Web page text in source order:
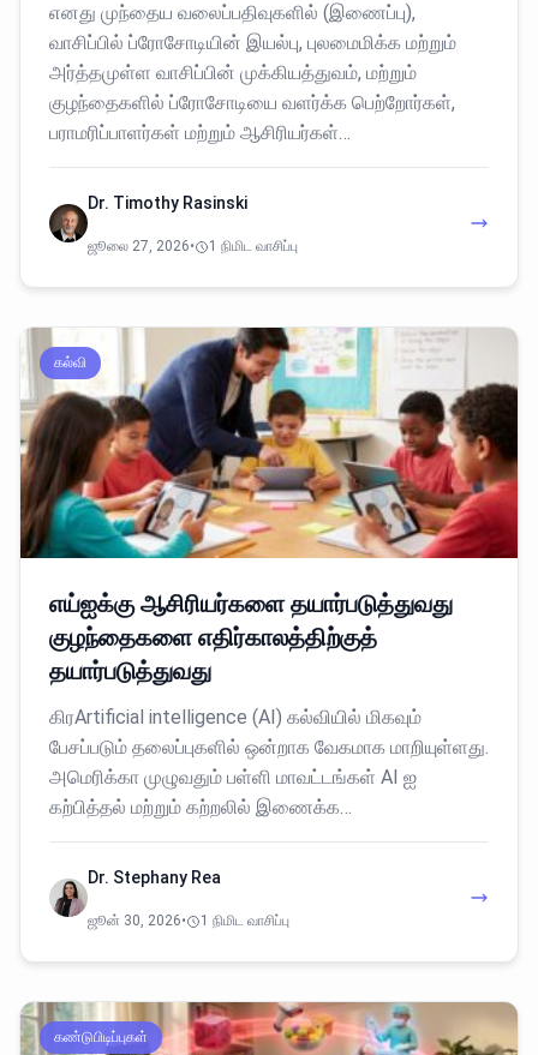
எனது முந்தைய வலைப்பதிவுகளில் (இணைப்பு),
வாசிப்பில் ப்ரோசோடியின் இயல்பு, புலமைமிக்க மற்றும்
அர்த்தமுள்ள வாசிப்பின் முக்கியத்துவம், மற்றும்
குழந்தைகளில் ப்ரோசோடியை வளர்க்க பெற்றோர்கள்,
பராமரிப்பாளர்கள் மற்றும் ஆசிரியர்கள்…
Dr. Timothy Rasinski
ஜூலை 27, 2026• 1 நிமிட வாசிப்பு
கல்வி
எய்ஐக்கு ஆசிரியர்களை தயார்படுத்துவது
குழந்தைகளை எதிர்காலத்திற்குத்
தயார்படுத்துவது
கிரArtificial intelligence (AI) கல்வியில் மிகவும்
பேசப்படும் தலைப்புகளில் ஒன்றாக வேகமாக மாறியுள்ளது.
அமெரிக்கா முழுவதும் பள்ளி மாவட்டங்கள் AI ஐ
கற்பித்தல் மற்றும் கற்றலில் இணைக்க…
Dr. Stephany Rea
ஜூன் 30, 2026• 1 நிமிட வாசிப்பு
கண்டுபிடிப்புகள்